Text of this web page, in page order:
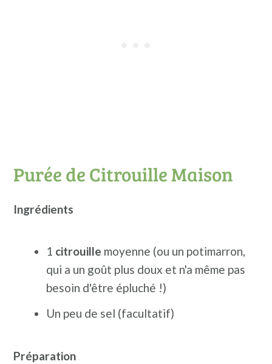
Purée de Citrouille Maison
Ingrédients
1 citrouille moyenne (ou un potimarron,
qui a un goût plus doux et n'a même pas
besoin d'être épluché !)
Un peu de sel (facultatif)
Préparation